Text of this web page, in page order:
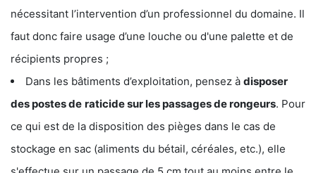
nécessitant l’intervention d’un professionnel du domaine. Il
faut donc faire usage d’une louche ou d'une palette et de
récipients propres ;
Dans les bâtiments d’exploitation, pensez à disposer
des postes de raticide sur les passages de rongeurs. Pour
ce qui est de la disposition des pièges dans le cas de
stockage en sac (aliments du bétail, céréales, etc.), elle